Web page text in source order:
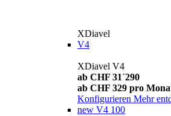
XDiavel
V4
XDiavel V4
ab CHF 31´290
ab CHF 329 pro
Konfigurieren Mehr
new V4 100